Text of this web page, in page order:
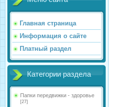
Главная страница
Информация о сайте
Платный раздел
Категории раздела
Папки передвижки - здоровье
[27]